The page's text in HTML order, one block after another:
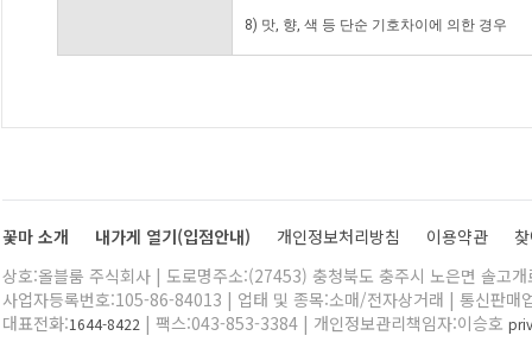
8) 맛, 향, 색 등 단순 기호차이에 의한 경우
꽃마 소개 내가게 열기(입점안내) 개인정보처리방침 이용약관
상호:올블룸 주식회사 | 도로명주소:(27453) 충청북도 충주시 노은면 솔고
사업자등록번호:105-86-84013 | 업태 및 종목:소매/전자상거래 | 통신판매
대표전화:1644-8422 | 팩스:043-853-3384 | 개인정보관리책임자:이승호